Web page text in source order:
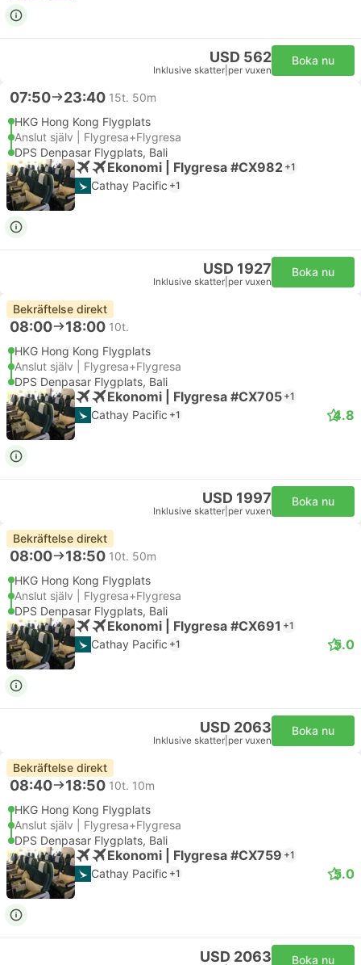
USD 562
Inklusive skatter per vuxen
Boka nu
07:50 23:40 15t. 50m
HKG Hong Kong Flygplats
Anslut själv | Flygresa+Flygresa
DPS Denpasar Flygplats, Bali
Ekonomi | Flygresa #CX982 +1
Cathay Pacific +1
USD 1927
Inklusive skatter per vuxen
Boka nu
Bekräftelse direkt
08:00 18:00 10t.
HKG Hong Kong Flygplats
Anslut själv | Flygresa+Flygresa
DPS Denpasar Flygplats, Bali
Ekonomi | Flygresa #CX705 +1
Cathay Pacific +1 4.8
USD 1997
Inklusive skatter per vuxen
Boka nu
Bekräftelse direkt
08:00 18:50 10t. 50m
HKG Hong Kong Flygplats
Anslut själv | Flygresa+Flygresa
DPS Denpasar Flygplats, Bali
Ekonomi | Flygresa #CX691 +1
Cathay Pacific +1 5.0
USD 2063
Inklusive skatter per vuxen
Boka nu
Bekräftelse direkt
08:40 18:50 10t. 10m
HKG Hong Kong Flygplats
Anslut själv | Flygresa+Flygresa
DPS Denpasar Flygplats, Bali
Ekonomi | Flygresa #CX759 +1
Cathay Pacific +1 5.0
USD 2063 Boka nu